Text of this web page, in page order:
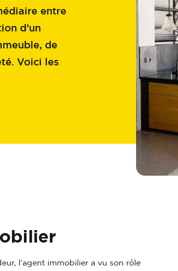
entre
d’un
de
Voici les
l’agent immobilier a vu son rôle